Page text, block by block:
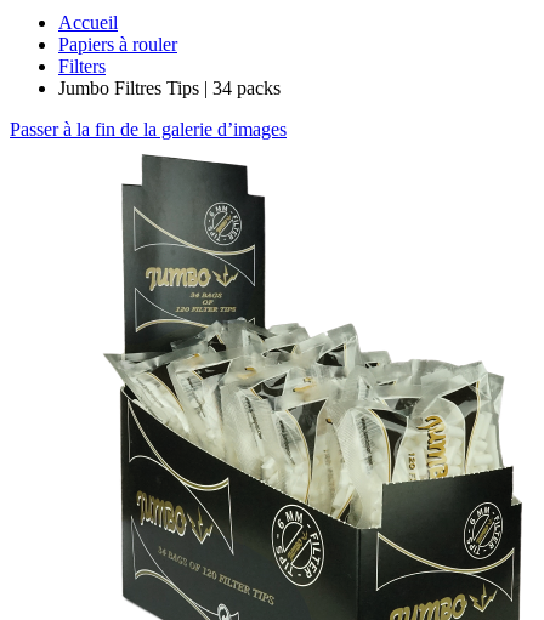
Accueil
Papiers à rouler
Filters
Jumbo Filtres Tips | 34 packs
Passer à la fin de la galerie d’images